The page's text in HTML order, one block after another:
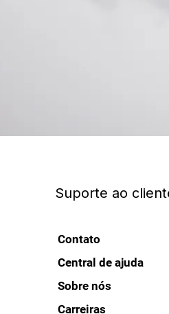
Suporte ao
Contato
Central de ajuda
Sobre nós
Carreiras